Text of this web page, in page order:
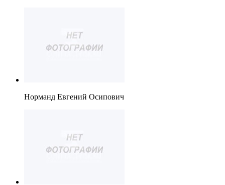
Норманд Евгений Осипович